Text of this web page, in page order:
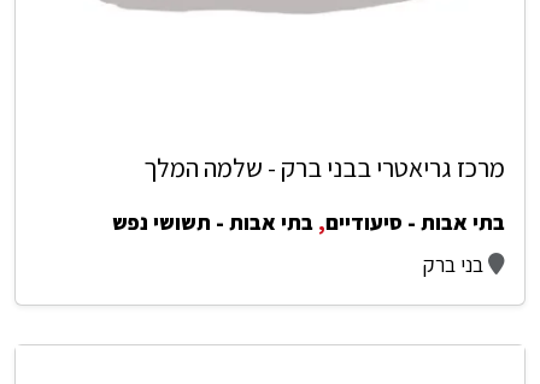
מרכז גריאטרי בבני ברק - שלמה המלך
בתי אבות - סיעודיים, בתי אבות - תשושי נפש
בני ברק